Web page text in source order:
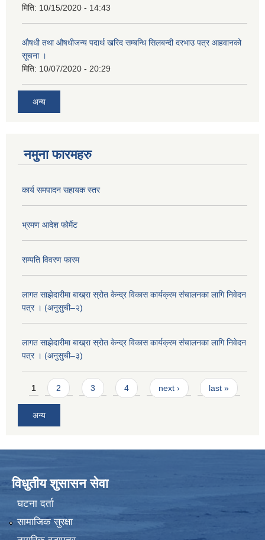
मिति: 10/15/2020 - 14:43
औषधी तथा औषधीजन्य पदार्थ खरिद सम्बन्धि सिलबन्दी दरभाउ पत्र आहवानको
सूचना ।
मिति: 10/07/2020 - 20:29
अन्य
नमुना फारमहरु
कार्य समपादन सहायक स्तर
भ्रमण आदेश फोर्मेट
सम्पति विवरण फारम
लागत साझेदारीमा बाख्रा स्रोत केन्द्र विकास कार्यक्रम संचालनका लागि निवेदन
पत्र । (अनुसुची–२)
लागत साझेदारीमा बाख्रा स्रोत केन्द्र विकास कार्यक्रम संचालनका लागि निवेदन
पत्र । (अनुसुची–३)
Pages
1 2 3 4 next › last »
अन्य
विधुतीय शुसासन सेवा
घटना दर्ता
सामाजिक सुरक्षा